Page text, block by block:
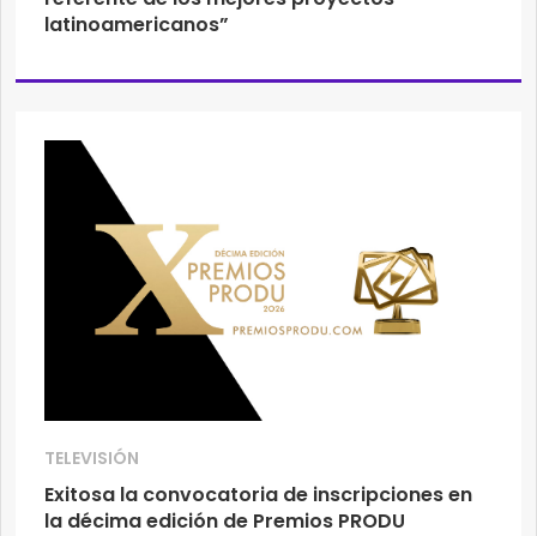
latinoamericanos”
TELEVISIÓN
Exitosa la convocatoria de inscripciones en
la décima edición de Premios PRODU